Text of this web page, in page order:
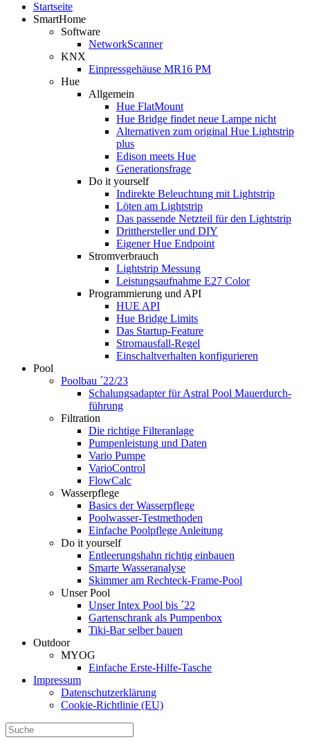
Startseite
SmartHome
Software
NetworkScanner
KNX
Einpressgehäuse MR16 PM
Hue
Allgemein
Hue FlatMount
Hue Bridge findet neue Lampe nicht
Alternativen zum original Hue Lightstrip
plus
Edison meets Hue
Generationsfrage
Do it yourself
Indirekte Beleuchtung mit Lightstrip
Löten am Lightstrip
Das passende Netzteil für den Lightstrip
Dritthersteller und DIY
Eigener Hue Endpoint
Stromverbrauch
Lightstrip Messung
Leistungsaufnahme E27 Color
Programmierung und API
HUE API
Hue Bridge Limits
Das Startup-Feature
Stromausfall-Regel
Einschaltverhalten konfigurieren
Pool
Poolbau ´22/23
Schalungs­adapter für Astral Pool Mauer­durch­
führung
Filtration
Die richtige Filter­anlage
Pumpenleistung und Daten
Vario Pumpe
Vario­Control
FlowCalc
Wasserpflege
Basics der Wasserpflege
Poolwasser-Testmethoden
Einfache Poolpflege Anleitung
Do it yourself
Ent­leerungs­hahn richtig einbauen
Smarte Wasseranalyse
Skimmer am Rechteck-Frame-Pool
Unser Pool
Unser Intex Pool bis ´22
Gartenschrank als Pumpenbox
Tiki-Bar selber bauen
Outdoor
MYOG
Einfache Erste-Hilfe-Tasche
Impressum
Datenschutzerklärung
Cookie-Richtlinie (EU)